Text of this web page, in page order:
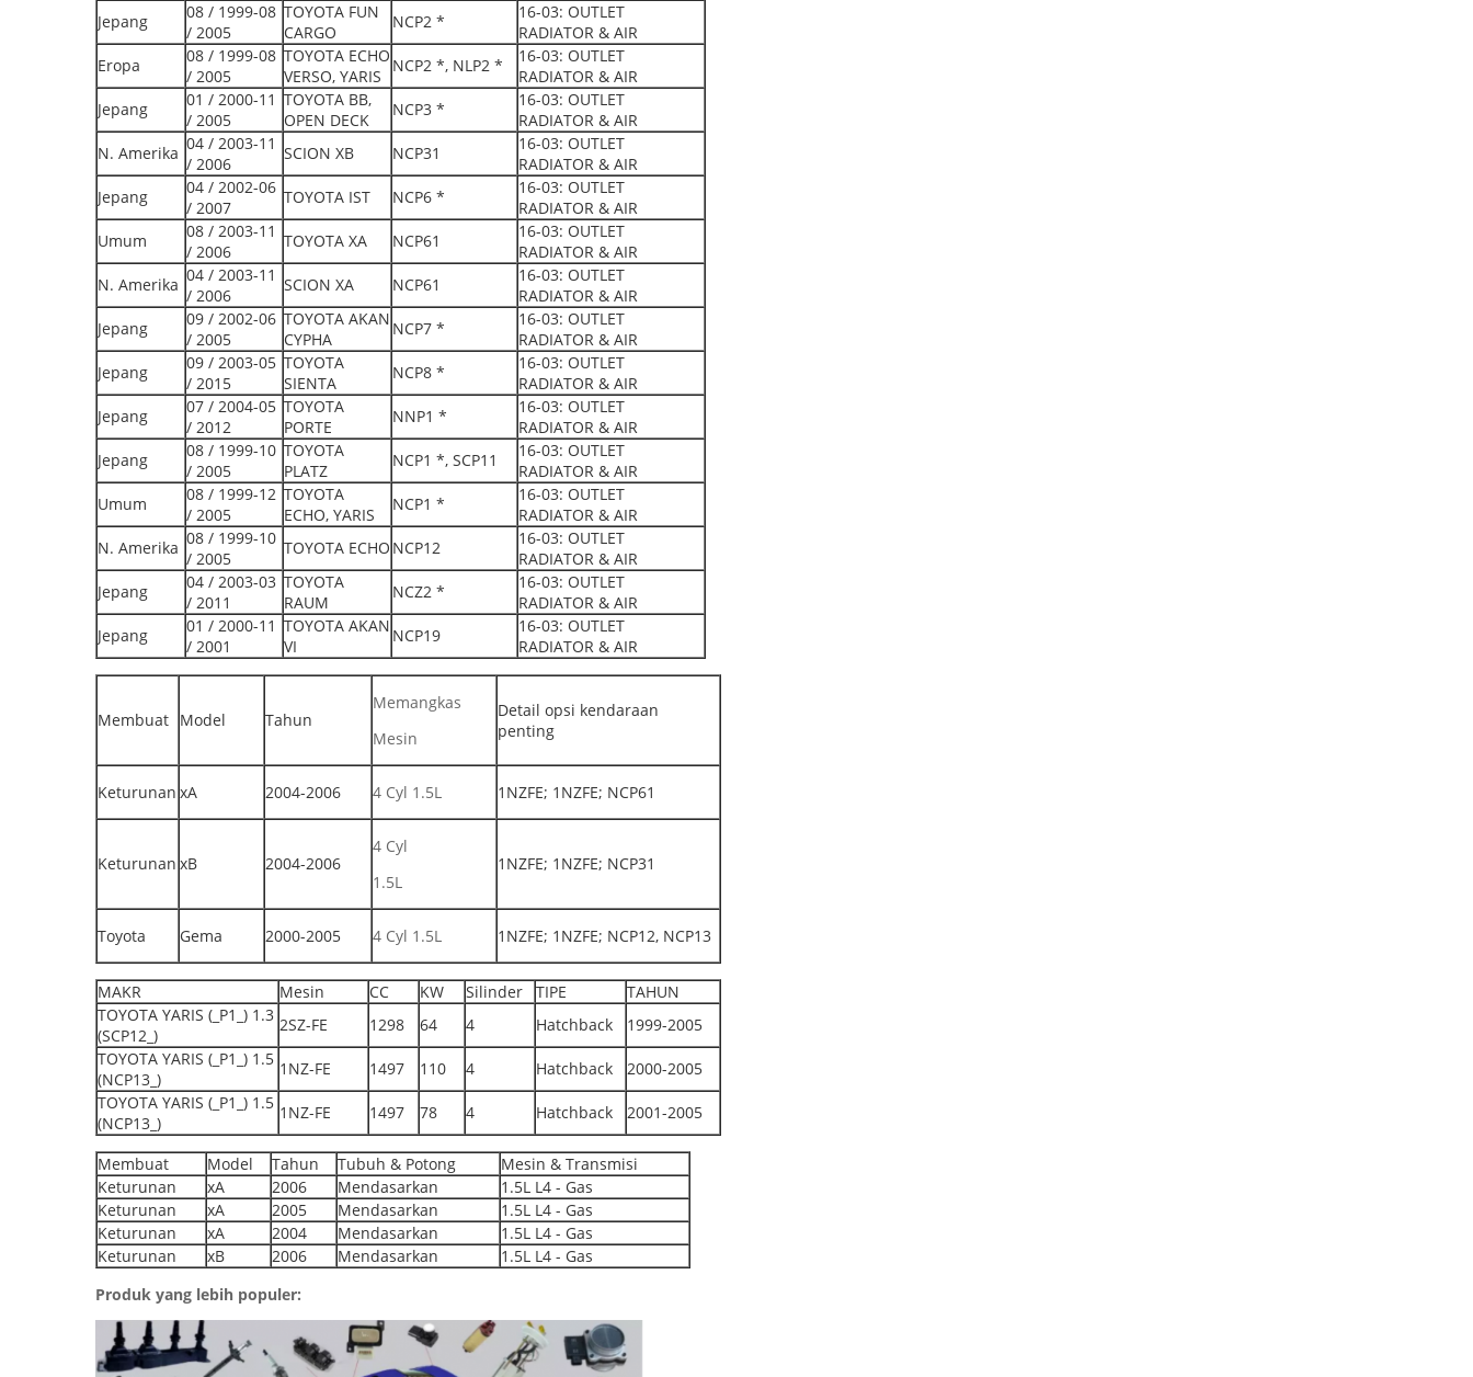
Jepang
08 / 1999-08
/ 2005
TOYOTA FUN
CARGO
NCP2 *
16-03: OUTLET
RADIATOR & AIR
Eropa
08 / 1999-08
/ 2005
TOYOTA ECHO
VERSO, YARIS
NCP2 *, NLP2 *
16-03: OUTLET
RADIATOR & AIR
Jepang
01 / 2000-11
/ 2005
TOYOTA BB,
OPEN DECK
NCP3 *
16-03: OUTLET
RADIATOR & AIR
N. Amerika 04 / 2003-11
/ 2006
SCION XB NCP31
16-03: OUTLET
RADIATOR & AIR
Jepang
04 / 2002-06
/ 2007
TOYOTA IST NCP6 *
16-03: OUTLET
RADIATOR & AIR
Umum
08 / 2003-11
/ 2006
TOYOTA XA NCP61
16-03: OUTLET
RADIATOR & AIR
N. Amerika 04 / 2003-11
/ 2006
SCION XA NCP61
16-03: OUTLET
RADIATOR & AIR
Jepang
09 / 2002-06
/ 2005
TOYOTA AKAN
CYPHA
NCP7 *
16-03: OUTLET
RADIATOR & AIR
Jepang
09 / 2003-05
/ 2015
TOYOTA
SIENTA
NCP8 *
16-03: OUTLET
RADIATOR & AIR
Jepang
07 / 2004-05
/ 2012
TOYOTA
PORTE
NNP1 *
16-03: OUTLET
RADIATOR & AIR
Jepang
08 / 1999-10
/ 2005
TOYOTA
PLATZ
NCP1 *, SCP11
16-03: OUTLET
RADIATOR & AIR
Umum
08 / 1999-12
/ 2005
TOYOTA
ECHO, YARIS
NCP1 *
16-03: OUTLET
RADIATOR & AIR
N. Amerika 08 / 1999-10
/ 2005
TOYOTA ECHO NCP12
16-03: OUTLET
RADIATOR & AIR
Jepang
04 / 2003-03
/ 2011
TOYOTA
RAUM
NCZ2 *
16-03: OUTLET
RADIATOR & AIR
Jepang
01 / 2000-11
/ 2001
TOYOTA AKAN
VI
NCP19
16-03: OUTLET
RADIATOR & AIR
Membuat Model Tahun
Memangkas
Mesin
Detail opsi kendaraan
penting
Keturunan xA 2004-2006 4 Cyl 1.5L 1NZFE; 1NZFE; NCP61
Keturunan xB 2004-2006
4 Cyl
1.5L
1NZFE; 1NZFE; NCP31
Toyota Gema 2000-2005 4 Cyl 1.5L 1NZFE; 1NZFE; NCP12, NCP13
MAKR Mesin CC KW Silinder TIPE
TAHUN
TOYOTA YARIS (_P1_) 1.3
(SCP12_)
2SZ-FE 1298 64 4 Hatchback
1999-2005
TOYOTA YARIS (_P1_) 1.5
(NCP13_)
1NZ-FE 1497 110 4 Hatchback
2000-2005
TOYOTA YARIS (_P1_) 1.5
(NCP13_)
1NZ-FE 1497 78 4 Hatchback 2001-2005
Membuat Model Tahun Tubuh & Potong
Mesin & Transmisi
Keturunan
xA 2006 Mendasarkan
1.5L L4 - Gas
Keturunan
xA 2005 Mendasarkan
1.5L L4 - Gas
Keturunan
xA 2004 Mendasarkan
1.5L L4 - Gas
Keturunan
xB 2006 Mendasarkan
1.5L L4 - Gas
Produk yang lebih populer: